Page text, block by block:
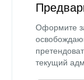
Оформите
текущий